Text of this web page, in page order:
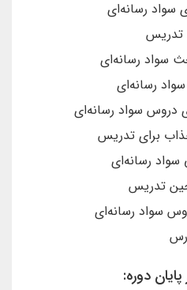
سواد رسانه‌ای
تدریس
سواد رسانه‌ای
رسانه‌ای
سواد رسانه‌ای
برای تدریس
رسانه‌ای
تدریس
سواد رسانه‌ای
دوره: